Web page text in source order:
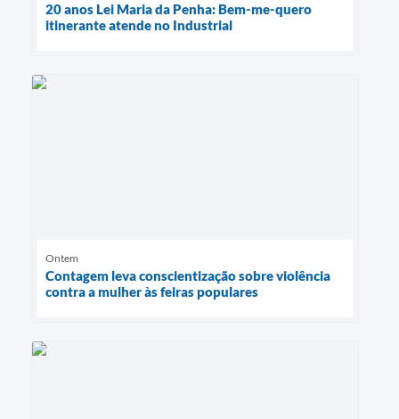
20 anos Lei Maria da Penha: Bem-me-quero
itinerante atende no Industrial
Ontem
Contagem leva conscientização sobre violência
contra a mulher às feiras populares